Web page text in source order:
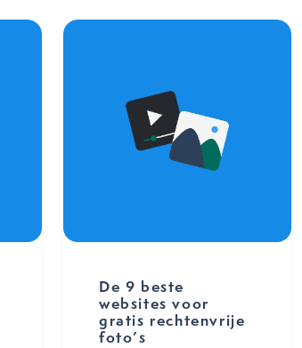
De 9 beste
websites voor
gratis rechtenvrije
foto’s